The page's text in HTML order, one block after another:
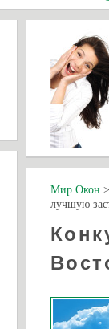
Мир Окон >
лучшую